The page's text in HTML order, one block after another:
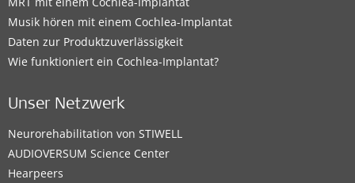
Musik hören mit einem Cochlea-Implantat
Daten zur Produktzuverlässigkeit
Wie funktioniert ein Cochlea-Implantat?
Unser Netzwerk
Neurorehabilitation von STIWELL
AUDIOVERSUM Science Center
Hearpeers